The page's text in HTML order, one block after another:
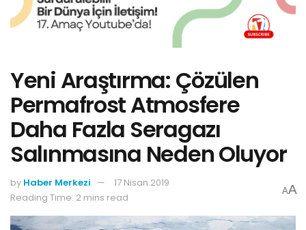
Yeni Araştırma: Çözülen
Permafrost Atmosfere
Daha Fazla Seragazı
Salınmasına Neden Oluyor
by Haber Merkezi
17 Nisan 2019
Reading Time: 2 mins read
AA